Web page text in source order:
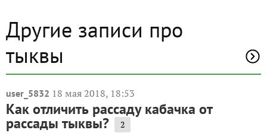
Другие записи про
тыквы
user_5832 18 мая 2018, 18:53
Как отличить рассаду кабачка от
рассады тыквы? 2